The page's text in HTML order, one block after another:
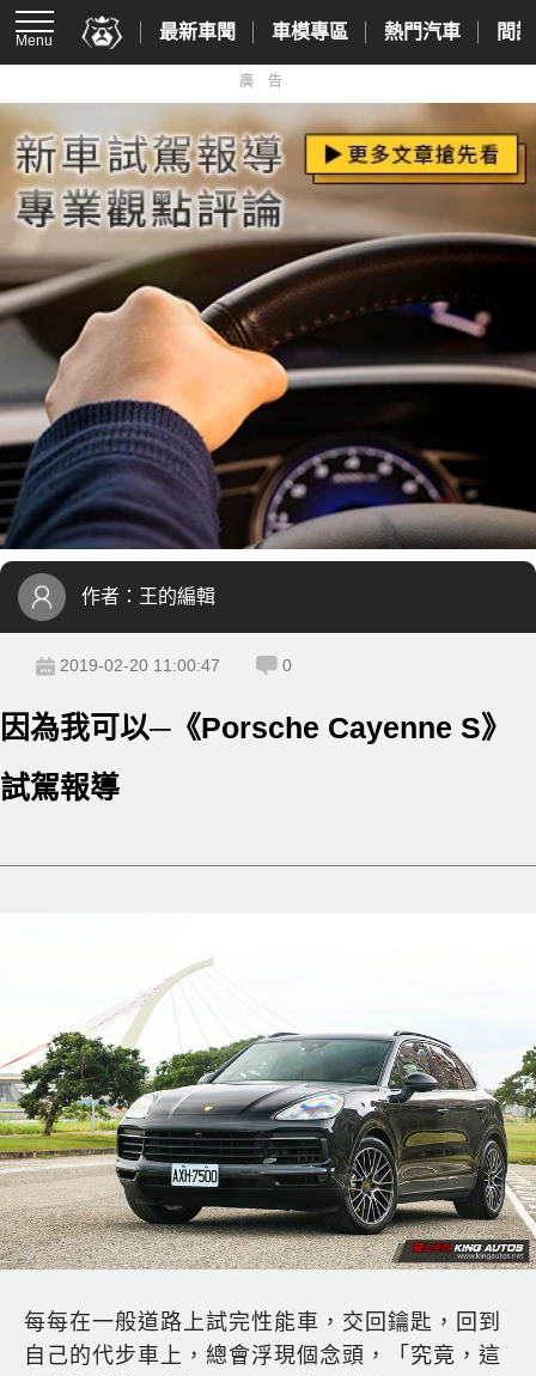
Menu 最新車聞 車模專區 熱門汽車 間
廣告
作者： 王的編輯
2019-02-20 11:00:47 0
因為我可以─《Porsche Cayenne S》
試駕報導
每每在一般道路上試完性能車，交回鑰匙，回到
自己的代步車上，總會浮現個念頭，「究竟，這